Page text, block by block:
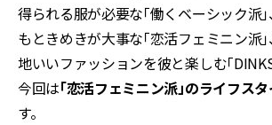
得られる服が必要な「働くベーシック派
もときめきが大事な「恋活フェミニン派
地いいファッションを彼と楽しむ「DINKS
今回は「恋活フェミニン派」のライフス
す。